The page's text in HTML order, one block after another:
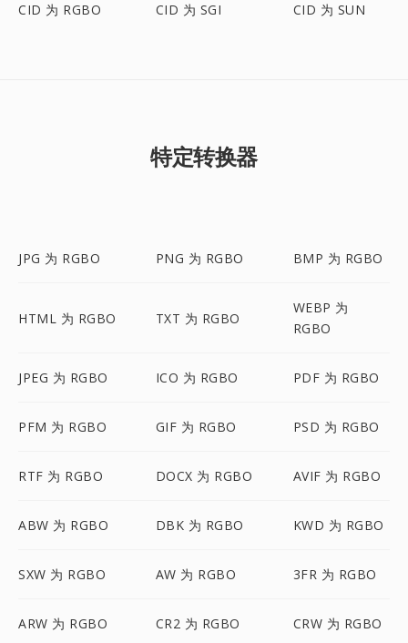
CID 为 RGBO CID 为 SGI CID 为 SUN
特定转换器
JPG 为 RGBO PNG 为 RGBO BMP 为 RGBO
HTML 为 RGBO TXT 为 RGBO
WEBP 为
RGBO
JPEG 为 RGBO ICO 为 RGBO PDF 为 RGBO
PFM 为 RGBO GIF 为 RGBO PSD 为 RGBO
RTF 为 RGBO DOCX 为 RGBO AVIF 为 RGBO
ABW 为 RGBO DBK 为 RGBO KWD 为 RGBO
SXW 为 RGBO AW 为 RGBO 3FR 为 RGBO
ARW 为 RGBO CR2 为 RGBO CRW 为 RGBO